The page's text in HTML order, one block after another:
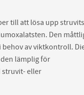
till att lösa upp
Den
av viktkontroll.
lämplig för
struvit- eller